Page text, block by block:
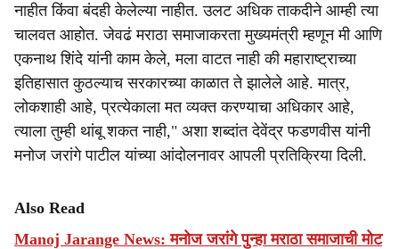
नाहीत किंवा बंदही केलेल्या नाहीत. उलट अधिक ताकदीने आम्ही त्या
चालवत आहोत. जेवढं मराठा समाजाकरता मुख्यमंत्री म्हणून मी आणि
एकनाथ शिंदे यांनी काम केले, मला वाटत नाही की महाराष्ट्राच्या
इतिहासात कुठल्याच सरकारच्या काळात ते झालेले आहे. मात्र,
लोकशाही आहे, प्रत्येकाला मत व्यक्त करण्याचा अधिकार आहे,
त्याला तुम्ही थांबू शकत नाही," अशा शब्दांत देवेंद्र फडणवीस यांनी
मनोज जरांगे पाटील यांच्या आंदोलनावर आपली प्रतिक्रिया दिली.
Also Read
Manoj Jarange News: मनोज जरांगे पुन्हा मराठा समाजाची मोट